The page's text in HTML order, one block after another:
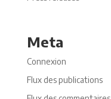
Meta
Connexion
Flux des publications